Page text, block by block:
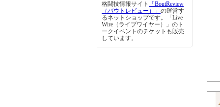
格闘技情報サイト
「BoutReview
（バウトレビュー）」 の運営す
るネットショップです。「Live
Wire（ライブワイヤー）」のト
ークイベントのチケットも販売
しています。